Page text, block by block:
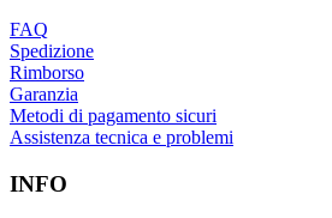
FAQ
Spedizione
Rimborso
Garanzia
Metodi di pagamento sicuri
Assistenza tecnica e problemi
INFO